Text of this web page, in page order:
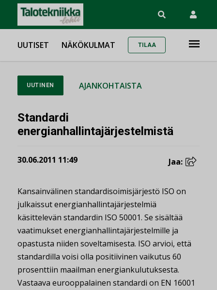
UUTISET NÄKÖKULMAT TILAA
UUTINEN AJANKOHTAISTA
Standardi
energianhallintajärjestelmistä
30.06.2011 11:49 Jaa:
Kansainvälinen standardisoimisjärjestö ISO on
julkaissut energianhallintajärjestelmiä
käsittelevän standardin ISO 50001. Se sisältää
vaatimukset energianhallintajärjestelmille ja
opastusta niiden soveltamisesta. ISO arvioi, että
standardilla voisi olla positiivinen vaikutus 60
prosenttiin maailman energiankulutuksesta.
Vastaava eurooppalainen standardi on EN 16001